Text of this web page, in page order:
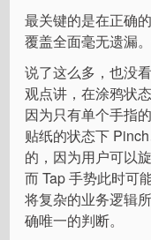
最关键的是在正确
覆盖全面毫无遗漏
说了这么多，也没
观点讲，在涂鸦状
因为只有单个手指
贴纸的状态下
的，因为用户可以
而 Tap 手势此时可
将复杂的业务逻辑
确唯一的判断。